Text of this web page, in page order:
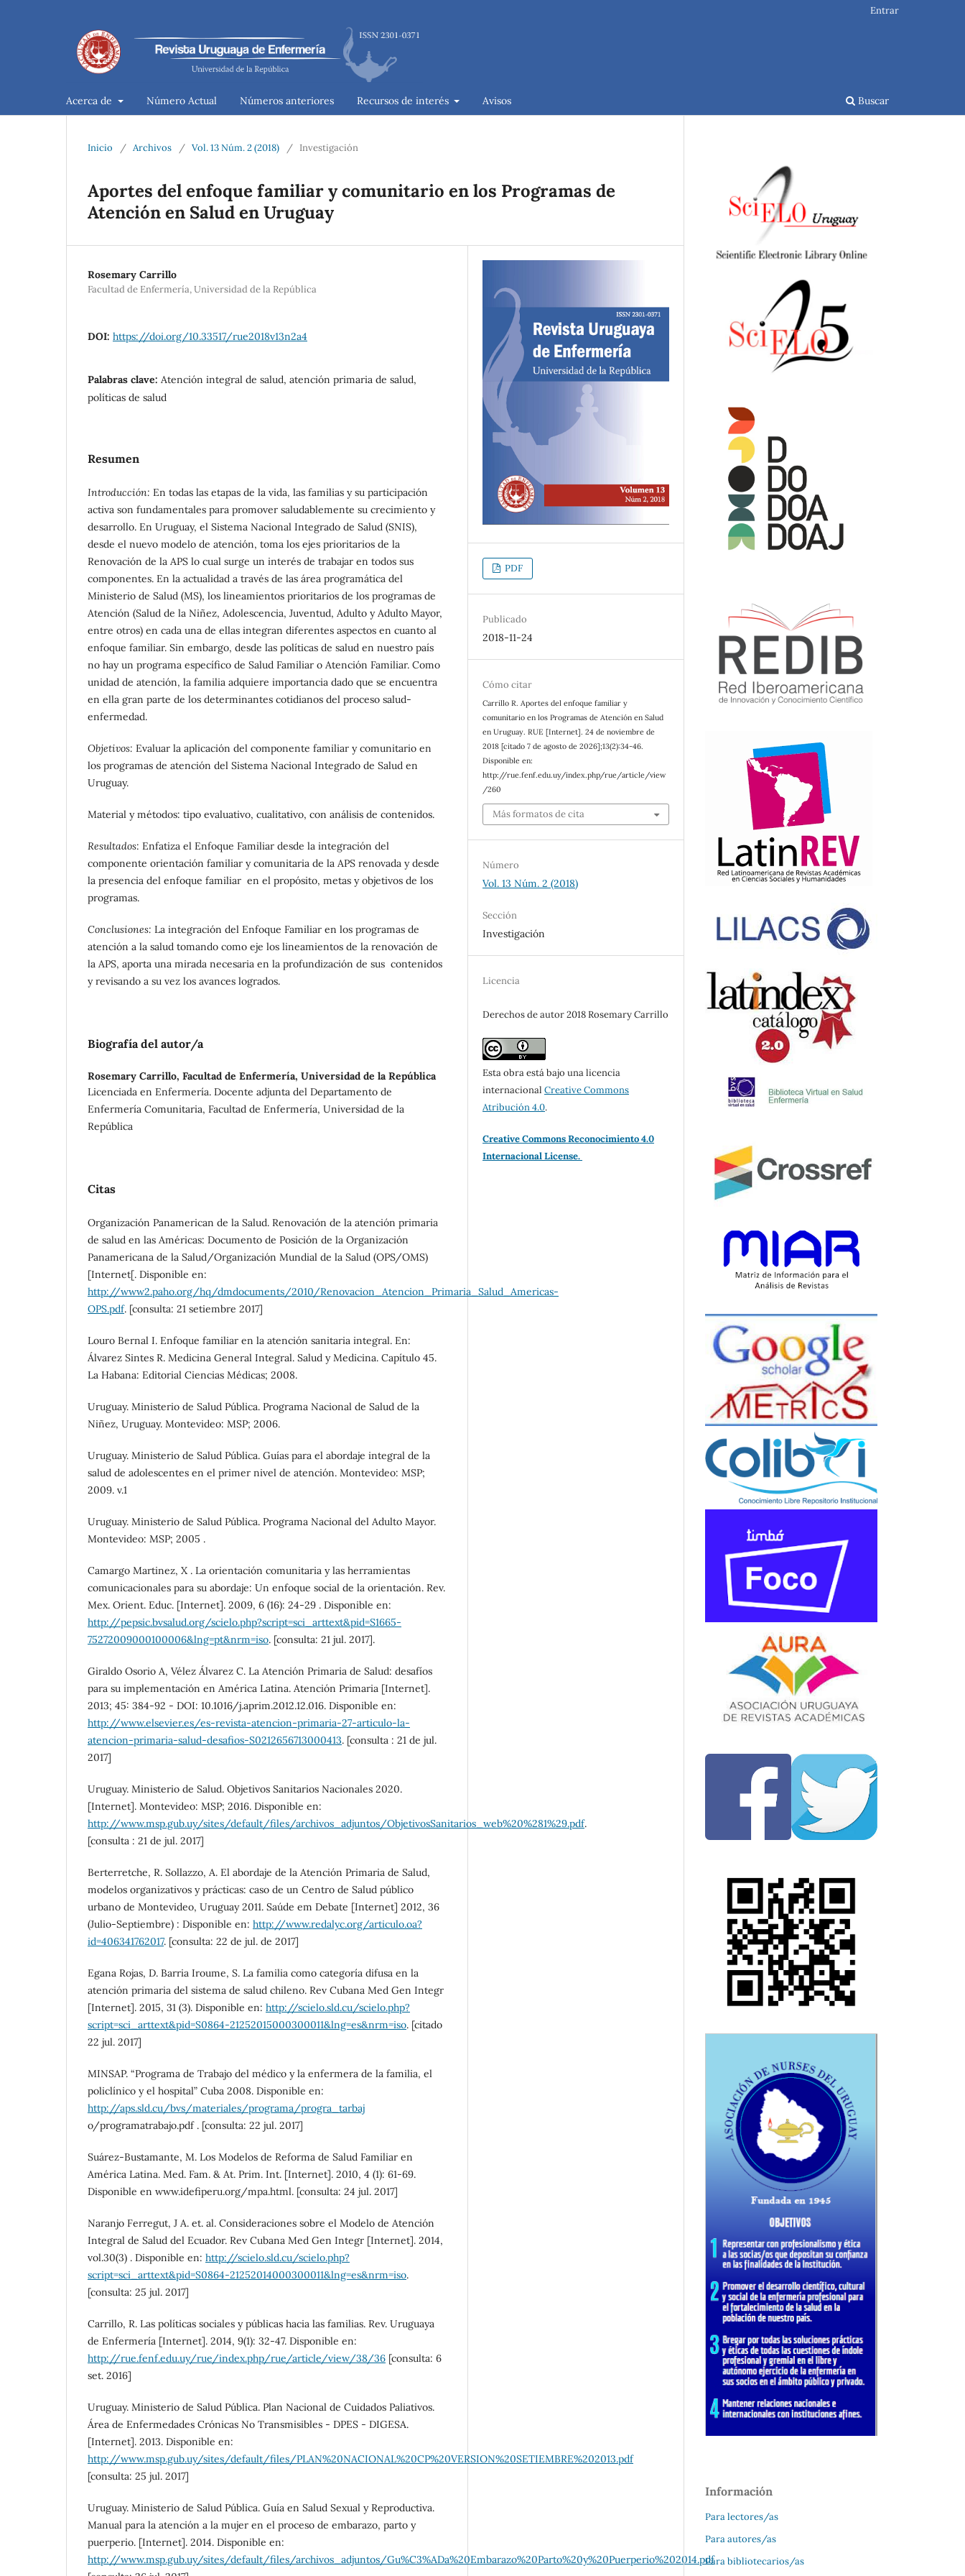
Acerca de Número Actual Números anteriores Recursos de interés Avisos Buscar
Entrar
Inicio / Archivos / Vol. 13 Núm. 2 (2018) / Investigación
Aportes del enfoque familiar y comunitario en los Programas de
Atención en Salud en Uruguay
Rosemary Carrillo
Facultad de Enfermería, Universidad de la República
DOI: https://doi.org/10.33517/rue2018v13n2a4
Palabras clave: Atención integral de salud, atención primaria de salud,
políticas de salud
Resumen
Introducción: En todas las etapas de la vida, las familias y su participación
activa son fundamentales para promover saludablemente su crecimiento y
desarrollo. En Uruguay, el Sistema Nacional Integrado de Salud (SNIS),
desde el nuevo modelo de atención, toma los ejes prioritarios de la
Renovación de la APS lo cual surge un interés de trabajar en todos sus
componentes. En la actualidad a través de las área programática del
Ministerio de Salud (MS), los lineamientos prioritarios de los programas de
Atención (Salud de la Niñez, Adolescencia, Juventud, Adulto y Adulto Mayor,
entre otros) en cada una de ellas integran diferentes aspectos en cuanto al
enfoque familiar. Sin embargo, desde las políticas de salud en nuestro país
no hay un programa específico de Salud Familiar o Atención Familiar. Como
unidad de atención, la familia adquiere importancia dado que se encuentra
en ella gran parte de los determinantes cotidianos del proceso salud-
enfermedad.
Objetivos: Evaluar la aplicación del componente familiar y comunitario en
los programas de atención del Sistema Nacional Integrado de Salud en
Uruguay.
Material y métodos: tipo evaluativo, cualitativo, con análisis de contenidos.
Resultados: Enfatiza el Enfoque Familiar desde la integración del
componente orientación familiar y comunitaria de la APS renovada y desde
la presencia del enfoque familiar en el propósito, metas y objetivos de los
programas.
Conclusiones: La integración del Enfoque Familiar en los programas de
atención a la salud tomando como eje los lineamientos de la renovación de
la APS, aporta una mirada necesaria en la profundización de sus contenidos
y revisando a su vez los avances logrados.
Biografía del autor/a
Rosemary Carrillo, Facultad de Enfermería, Universidad de la República
Licenciada en Enfermería. Docente adjunta del Departamento de
Enfermería Comunitaria, Facultad de Enfermería, Universidad de la
República
Citas
Organización Panamerican de la Salud. Renovación de la atención primaria
de salud en las Américas: Documento de Posición de la Organización
Panamericana de la Salud/Organización Mundial de la Salud (OPS/OMS)
[Internet[. Disponible en:
http://www2.paho.org/hq/dmdocuments/2010/Renovacion_Atencion_Primaria_Salud_Americas-
OPS.pdf. [consulta: 21 setiembre 2017]
Louro Bernal I. Enfoque familiar en la atención sanitaria integral. En:
Álvarez Sintes R. Medicina General Integral. Salud y Medicina. Capítulo 45.
La Habana: Editorial Ciencias Médicas; 2008.
Uruguay. Ministerio de Salud Pública. Programa Nacional de Salud de la
Niñez, Uruguay. Montevideo: MSP; 2006.
Uruguay. Ministerio de Salud Pública. Guías para el abordaje integral de la
salud de adolescentes en el primer nivel de atención. Montevideo: MSP;
2009. v.1
Uruguay. Ministerio de Salud Pública. Programa Nacional del Adulto Mayor.
Montevideo: MSP; 2005 .
Camargo Martinez, X . La orientación comunitaria y las herramientas
comunicacionales para su abordaje: Un enfoque social de la orientación. Rev.
Mex. Orient. Educ. [Internet]. 2009, 6 (16): 24-29 . Disponible en:
http://pepsic.bvsalud.org/scielo.php?script=sci_arttext&pid=S1665-
75272009000100006&lng=pt&nrm=iso. [consulta: 21 jul. 2017].
Giraldo Osorio A, Vélez Álvarez C. La Atención Primaria de Salud: desafíos
para su implementación en América Latina. Atención Primaria [Internet].
2013; 45: 384-92 - DOI: 10.1016/j.aprim.2012.12.016. Disponible en:
http://www.elsevier.es/es-revista-atencion-primaria-27-articulo-la-
atencion-primaria-salud-desafios-S0212656713000413. [consulta : 21 de jul.
2017]
Uruguay. Ministerio de Salud. Objetivos Sanitarios Nacionales 2020.
[Internet]. Montevideo: MSP; 2016. Disponible en:
http://www.msp.gub.uy/sites/default/files/archivos_adjuntos/ObjetivosSanitarios_web%20%281%29.pdf.
[consulta : 21 de jul. 2017]
Berterretche, R. Sollazzo, A. El abordaje de la Atención Primaria de Salud,
modelos organizativos y prácticas: caso de un Centro de Salud público
urbano de Montevideo, Uruguay 2011. Saúde em Debate [Internet] 2012, 36
(Julio-Septiembre) : Disponible en: http://www.redalyc.org/articulo.oa?
id=406341762017. [consulta: 22 de jul. de 2017]
Egana Rojas, D. Barria Iroume, S. La familia como categoría difusa en la
atención primaria del sistema de salud chileno. Rev Cubana Med Gen Integr
[Internet]. 2015, 31 (3). Disponible en: http://scielo.sld.cu/scielo.php?
script=sci_arttext&pid=S0864-21252015000300011&lng=es&nrm=iso. [citado
22 jul. 2017]
MINSAP. “Programa de Trabajo del médico y la enfermera de la familia, el
policlínico y el hospital” Cuba 2008. Disponible en:
http://aps.sld.cu/bvs/materiales/programa/progra_tarbaj
o/programatrabajo.pdf . [consulta: 22 jul. 2017]
Suárez-Bustamante, M. Los Modelos de Reforma de Salud Familiar en
América Latina. Med. Fam. & At. Prim. Int. [Internet]. 2010, 4 (1): 61-69.
Disponible en www.idefiperu.org/mpa.html. [consulta: 24 jul. 2017]
Naranjo Ferregut, J A. et. al. Consideraciones sobre el Modelo de Atención
Integral de Salud del Ecuador. Rev Cubana Med Gen Integr [Internet]. 2014,
vol.30(3) . Disponible en: http://scielo.sld.cu/scielo.php?
script=sci_arttext&pid=S0864-21252014000300011&lng=es&nrm=iso.
[consulta: 25 jul. 2017]
Carrillo, R. Las políticas sociales y públicas hacia las familias. Rev. Uruguaya
de Enfermería [Internet]. 2014, 9(1): 32-47. Disponible en:
http://rue.fenf.edu.uy/rue/index.php/rue/article/view/38/36 [consulta: 6
set. 2016]
Uruguay. Ministerio de Salud Pública. Plan Nacional de Cuidados Paliativos.
Área de Enfermedades Crónicas No Transmisibles - DPES - DIGESA.
[Internet]. 2013. Disponible en:
http://www.msp.gub.uy/sites/default/files/PLAN%20NACIONAL%20CP%20VERSION%20SETIEMBRE%202013.pdf
[consulta: 25 jul. 2017]
Uruguay. Ministerio de Salud Pública. Guía en Salud Sexual y Reproductiva.
Manual para la atención a la mujer en el proceso de embarazo, parto y
puerperio. [Internet]. 2014. Disponible en:
http://www.msp.gub.uy/sites/default/files/archivos_adjuntos/Gu%C3%ADa%20Embarazo%20Parto%20y%20Puerperio%202014.pdf
PDF
Publicado
2018-11-24
Cómo citar
Carrillo R. Aportes del enfoque familiar y
comunitario en los Programas de Atención en Salud
en Uruguay. RUE [Internet]. 24 de noviembre de
2018 [citado 7 de agosto de 2026];13(2):34-46.
Disponible en:
http://rue.fenf.edu.uy/index.php/rue/article/view
/260
Más formatos de cita
Número
Vol. 13 Núm. 2 (2018)
Sección
Investigación
Licencia
Derechos de autor 2018 Rosemary Carrillo
Esta obra está bajo una licencia
internacionalCreative Commons
Atribución 4.0.
Creative Commons Reconocimiento 4.0
Internacional License.
Información
Para lectores/as
Para autores/as
Para bibliotecarios/as